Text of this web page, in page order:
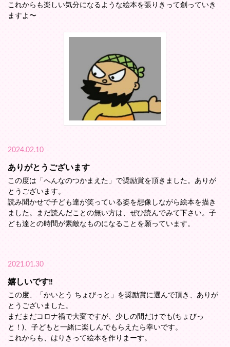
これからも楽しい気分になるような絵本を張りきって創っていき
ますよ〜
2024.02.10
ありがとうございます
この度は「へんなのつかまえた」で奨励賞を頂きました。ありが
とうございます。
読み聞かせで子ども達が笑っている姿を想像しながら絵本を描き
ました。まだ読んだことの無い方は、ぜひ読んでみて下さい。子
ども達との時間が素敵なものになることを願っています。
2021.01.30
嬉しいです‼️
この度、「かいとう ちょびっと」を奨励賞に選んで頂き、ありが
とうございました。
まだまだコロナ禍で大変ですが、少しの間だけでも(ちょびっ
と！)、子どもと一緒に楽しんでもらえたら幸いです。
これからも、はりきって絵本を作りまーす。